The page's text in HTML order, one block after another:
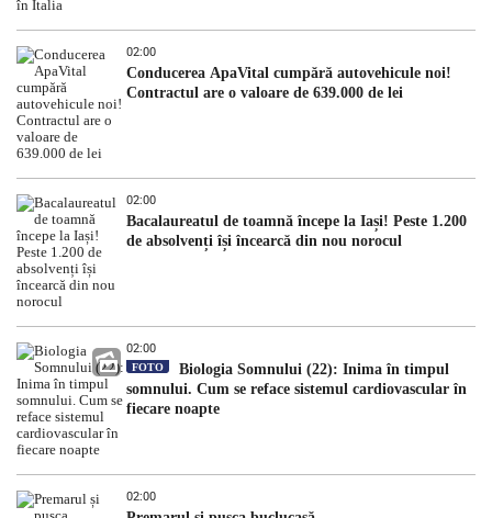
02:00
Conducerea ApaVital cumpără autovehicule noi!
Contractul are o valoare de 639.000 de lei
02:00
Bacalaureatul de toamnă începe la Iași! Peste 1.200
de absolvenți își încearcă din nou norocul
02:00
FOTO
Biologia Somnului (22): Inima în timpul
somnului. Cum se reface sistemul cardiovascular în
fiecare noapte
02:00